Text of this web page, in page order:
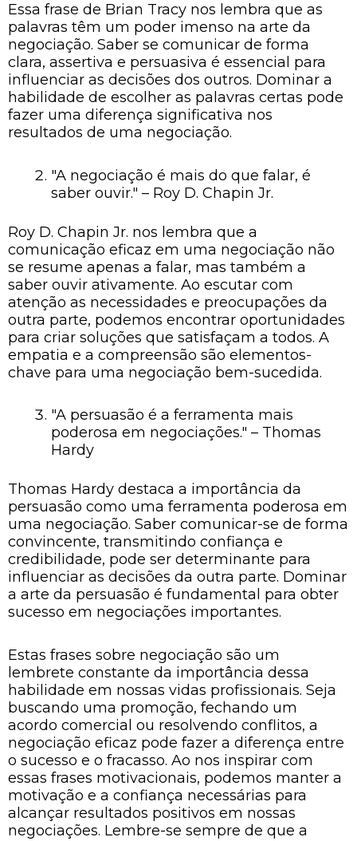
Essa frase de Brian Tracy nos lembra que as
palavras têm um poder imenso na arte da
negociação. Saber se comunicar de forma
clara, assertiva e persuasiva é essencial para
influenciar as decisões dos outros. Dominar a
habilidade de escolher as palavras certas pode
fazer uma diferença significativa nos
resultados de uma negociação.
"A negociação é mais do que falar, é
saber ouvir." – Roy D. Chapin Jr.
Roy D. Chapin Jr. nos lembra que a
comunicação eficaz em uma negociação não
se resume apenas a falar, mas também a
saber ouvir ativamente. Ao escutar com
atenção as necessidades e preocupações da
outra parte, podemos encontrar oportunidades
para criar soluções que satisfaçam a todos. A
empatia e a compreensão são elementos-
chave para uma negociação bem-sucedida.
"A persuasão é a ferramenta mais
poderosa em negociações." – Thomas
Hardy
Thomas Hardy destaca a importância da
persuasão como uma ferramenta poderosa em
uma negociação. Saber comunicar-se de forma
convincente, transmitindo confiança e
credibilidade, pode ser determinante para
influenciar as decisões da outra parte. Dominar
a arte da persuasão é fundamental para obter
sucesso em negociações importantes.
Estas frases sobre negociação são um
lembrete constante da importância dessa
habilidade em nossas vidas profissionais. Seja
buscando uma promoção, fechando um
acordo comercial ou resolvendo conflitos, a
negociação eficaz pode fazer a diferença entre
o sucesso e o fracasso. Ao nos inspirar com
essas frases motivacionais, podemos manter a
motivação e a confiança necessárias para
alcançar resultados positivos em nossas
negociações. Lembre-se sempre de que a